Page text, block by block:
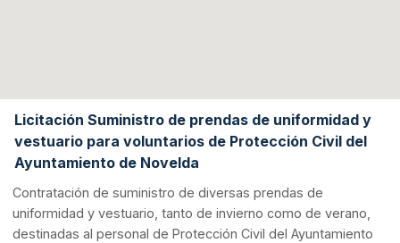
Licitación Suministro de prendas de uniformidad y
vestuario para voluntarios de Protección Civil del
Ayuntamiento de Novelda
Contratación de suministro de diversas prendas de
uniformidad y vestuario, tanto de invierno como de verano,
destinadas al personal de Protección Civil del Ayuntamiento